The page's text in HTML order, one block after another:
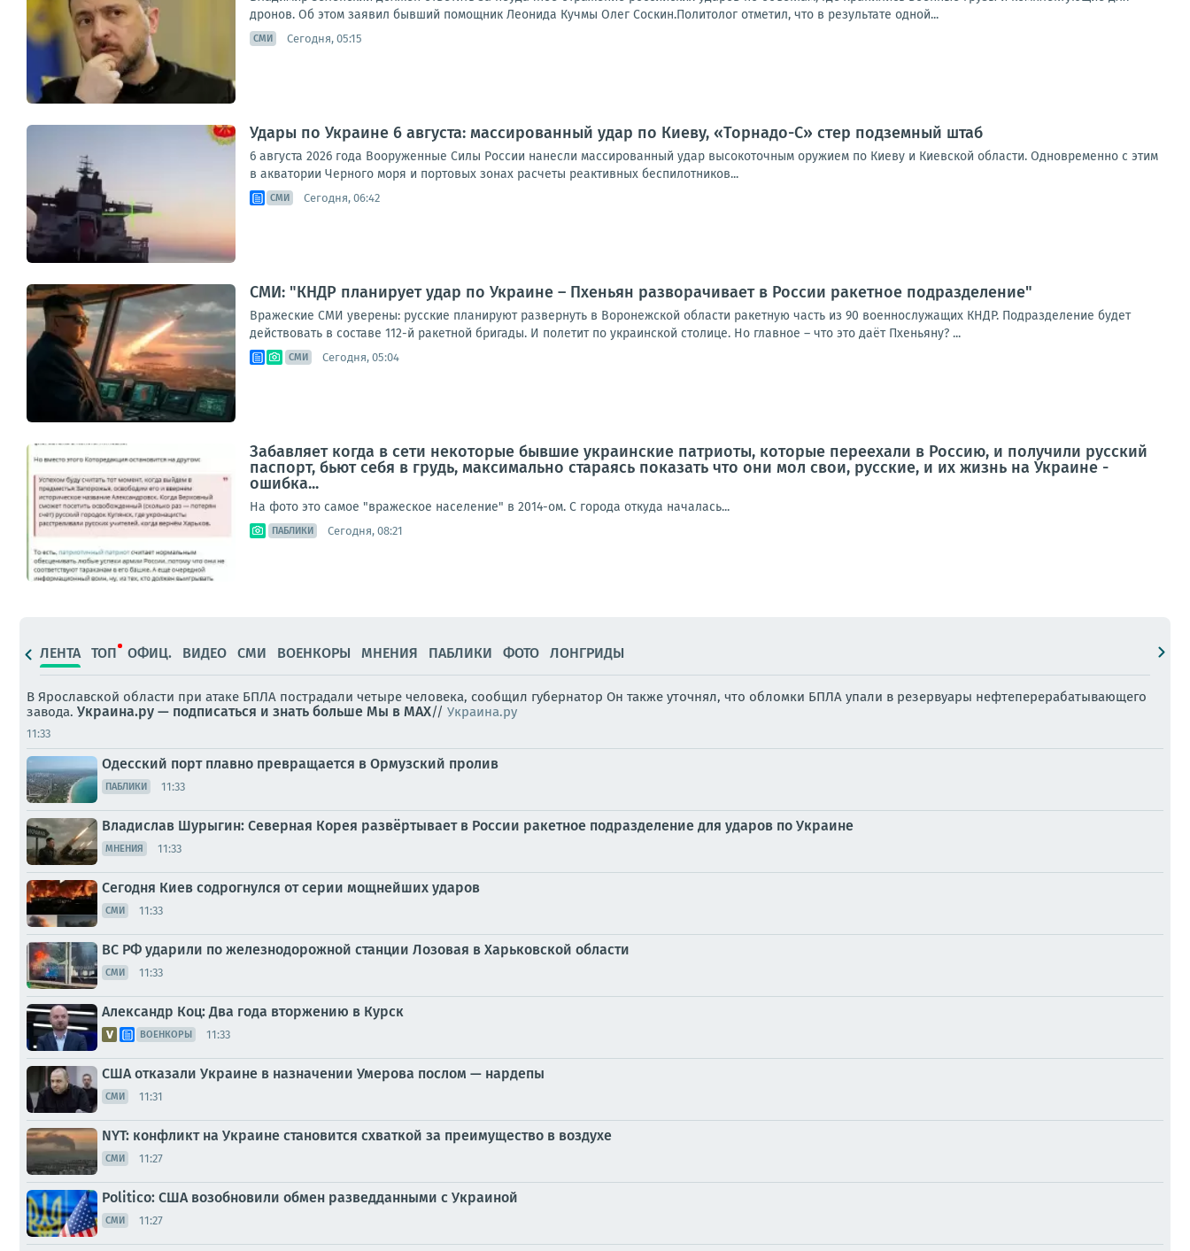
дронов. Об этом заявил бывший помощник Леонида Кучмы Олег Соскин.Политолог отметил, что в результате одной...
СМИ Сегодня, 05:15
Удары по Украине 6 августа: массированный удар по Киеву, «Торнадо-С» стер подземный штаб
6 августа 2026 года Вооруженные Силы России нанесли массированный удар высокоточным оружием по Киеву и Киевской области. Одновременно с этим
в акватории Черного моря и портовых зонах расчеты реактивных беспилотников...
СМИ Сегодня, 06:42
СМИ: "КНДР планирует удар по Украине – Пхеньян разворачивает в России ракетное подразделение"
Вражеские СМИ уверены: русские планируют развернуть в Воронежской области ракетную часть из 90 военнослужащих КНДР. Подразделение будет
действовать в составе 112-й ракетной бригады. И полетит по украинской столице. Но главное – что это даёт Пхеньяну? ...
СМИ Сегодня, 05:04
Забавляет когда в сети некоторые бывшие украинские патриоты, которые переехали в Россию, и получили русский
паспорт, бьют себя в грудь, максимально стараясь показать что они мол свои, русские, и их жизнь на Украине -
ошибка...
На фото это самое "вражеское население" в 2014-ом. С города откуда началась...
ПАБЛИКИ Сегодня, 08:21
ЛЕНТА ТОП ОФИЦ. ВИДЕО СМИ ВОЕНКОРЫ МНЕНИЯ ПАБЛИКИ ФОТО ЛОНГРИДЫ
В Ярославской области при атаке БПЛА пострадали четыре человека, сообщил губернатор Он также уточнял, что обломки БПЛА упали в резервуары нефтеперерабатывающего
завода. Украина.ру — подписаться и знать больше Мы в MAX// Украина.ру
11:33
Одесский порт плавно превращается в Ормузский пролив
ПАБЛИКИ 11:33
Владислав Шурыгин: Северная Корея развёртывает в России ракетное подразделение для ударов по Украине
МНЕНИЯ 11:33
Сегодня Киев содрогнулся от серии мощнейших ударов
СМИ 11:33
ВС РФ ударили по железнодорожной станции Лозовая в Харьковской области
СМИ 11:33
Александр Коц: Два года вторжению в Курск
ВОЕНКОРЫ 11:33
США отказали Украине в назначении Умерова послом — нардепы
СМИ 11:31
NYT: конфликт на Украине становится схваткой за преимущество в воздухе
СМИ 11:27
Politico: США возобновили обмен разведданными с Украиной
СМИ 11:27